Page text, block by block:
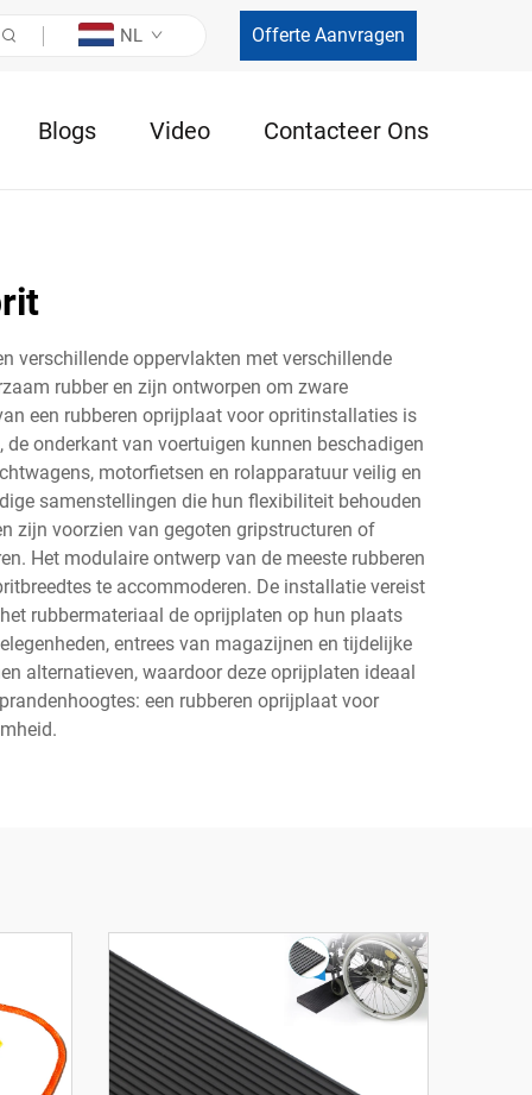
NL Offerte Aanvragen
Blogs Video Contacteer Ons
verschillende oppervlakten met verschillende
rubber en zijn ontworpen om zware
een rubberen oprijplaat voor opritinstallaties is
onderkant van voertuigen kunnen beschadigen
motorfietsen en rolapparatuur veilig en
samenstellingen die hun flexibiliteit behouden
zijn voorzien van gegoten gripstructuren of
Het modulaire ontwerp van de meeste rubberen
te accommoderen. De installatie vereist
rubbermateriaal de oprijplaten op hun plaats
entrees van magazijnen en tijdelijke
alternatieven, waardoor deze oprijplaten ideaal
een rubberen oprijplaat voor